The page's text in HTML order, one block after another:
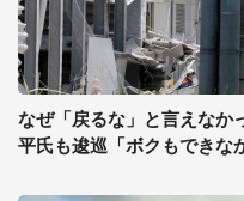
なぜ「戻るな」と言えなか
平氏も逡巡「ボクもできな